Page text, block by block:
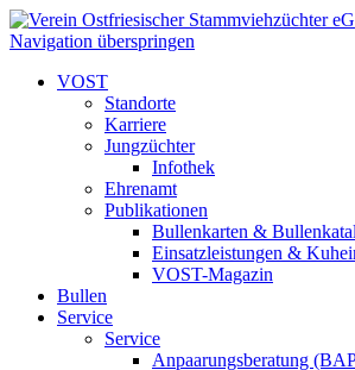
Navigation überspringen
VOST
Standorte
Karriere
Jungzüchter
Infothek
Ehrenamt
Publikationen
Bullenkarten &
Einsatzleistungen &
VOST-Magazin
Bullen
Service
Service
Anpaarungsberatung